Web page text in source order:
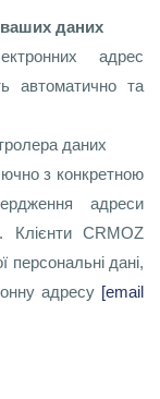
ваших даних
адрес
автоматично та
даних
з конкретною
адреси
Клієнти CRMOZ
дані,
адресу [email